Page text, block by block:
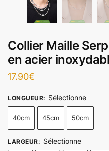
Collier Maille
en acier
17.90€
LONGUEUR: Sélectionne
40cm 45cm 50cm
LARGEUR: Sélectionne